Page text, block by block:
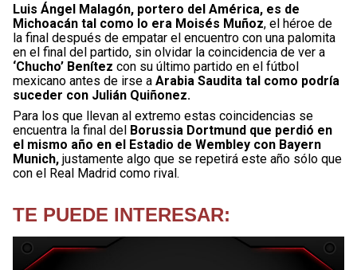
Luis Ángel Malagón, portero del América, es de
Michoacán tal como lo era Moisés Muñoz, el héroe de
la final después de empatar el encuentro con una palomita
en el final del partido, sin olvidar la coincidencia de ver a
‘Chucho’ Benítez con su último partido en el fútbol
mexicano antes de irse a Arabia Saudita tal como podría
suceder con Julián Quiñonez.
Para los que llevan al extremo estas coincidencias se
encuentra la final del Borussia Dortmund que perdió en
el mismo año en el Estadio de Wembley con Bayern
Munich, justamente algo que se repetirá este año sólo que
con el Real Madrid como rival.
TE PUEDE INTERESAR: